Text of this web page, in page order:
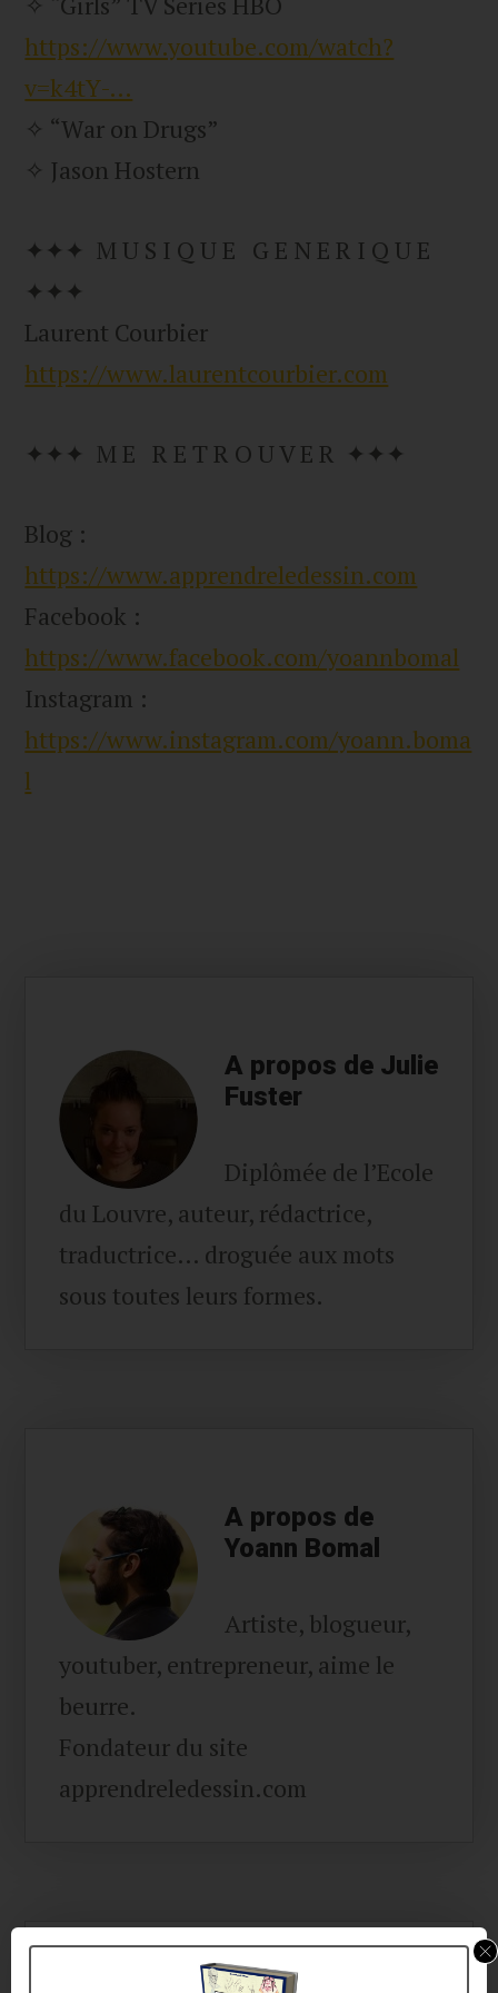
https://www.youtube.com/watch?
v=k4tY-…
✧ “War on Drugs”
✧ Jason Hostern
✦✦✦ M U S I Q U E G E N E R I Q U E
✦✦✦
Laurent Courbier
https://www.laurentcourbier.com
✦✦✦ M E R E T R O U V E R ✦✦✦
Blog :
https://www.apprendreledessin.com
Facebook :
https://www.facebook.com/yoannbomal
Instagram :
https://www.instagram.com/yoann.boma
l
A propos de Julie
Fuster
Diplômée de l’Ecole
du Louvre, auteur, rédactrice,
traductrice… droguée aux mots
sous toutes leurs formes.
A propos de
Yoann Bomal
Artiste, blogueur,
youtuber, entrepreneur, aime le
beurre.
Fondateur du site
apprendreledessin.com
AboutYoann